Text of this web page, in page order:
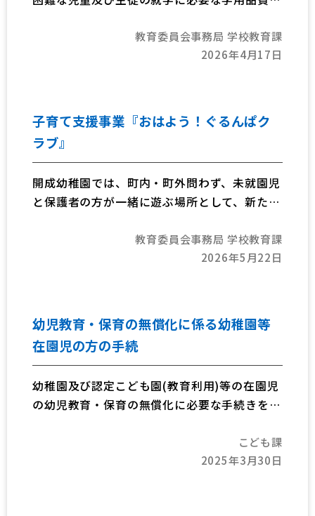
額をもとに校長の所見等を参考に認定された方
教育委員会事務局 学校教育課
2026年4月17日
子育て支援事業『おはよう！ぐるんぱク
ラブ』
開成幼稚園では、町内・町外問わず、未就園児
と保護者の方が一緒に遊ぶ場所として、新たに
月齢の近いお子さんと遊ばせたり、大人同士お
話ししたりしませんか？職員が常駐しておりま
活動も計画中です。園舎内に掲示しますカレン
ダーまたは、開成幼稚園ホームページをご確認
ください。
教育委員会事務局 学校教育課
2026年5月22日
幼児教育・保育の無償化に係る幼稚園等
在園児の方の手続
幼稚園及び認定こども園(教育利用)等の在園児
の幼児教育・保育の無償化に必要な手続きをご
こども課
2025年3月30日